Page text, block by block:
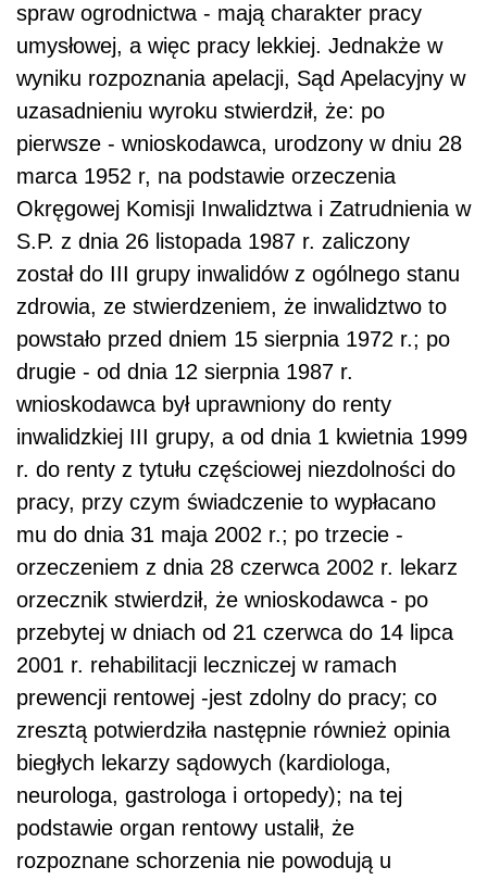
spraw ogrodnictwa - mają charakter pracy
umysłowej, a więc pracy lekkiej. Jednakże w
wyniku rozpoznania apelacji, Sąd Apelacyjny w
uzasadnieniu wyroku stwierdził, że: po
pierwsze - wnioskodawca, urodzony w dniu 28
marca 1952 r, na podstawie orzeczenia
Okręgowej Komisji Inwalidztwa i Zatrudnienia w
S.P. z dnia 26 listopada 1987 r. zaliczony
został do III grupy inwalidów z ogólnego stanu
zdrowia, ze stwierdzeniem, że inwalidztwo to
powstało przed dniem 15 sierpnia 1972 r.; po
drugie - od dnia 12 sierpnia 1987 r.
wnioskodawca był uprawniony do renty
inwalidzkiej III grupy, a od dnia 1 kwietnia 1999
r. do renty z tytułu częściowej niezdolności do
pracy, przy czym świadczenie to wypłacano
mu do dnia 31 maja 2002 r.; po trzecie -
orzeczeniem z dnia 28 czerwca 2002 r. lekarz
orzecznik stwierdził, że wnioskodawca - po
przebytej w dniach od 21 czerwca do 14 lipca
2001 r. rehabilitacji leczniczej w ramach
prewencji rentowej -jest zdolny do pracy; co
zresztą potwierdziła następnie również opinia
biegłych lekarzy sądowych (kardiologa,
neurologa, gastrologa i ortopedy); na tej
podstawie organ rentowy ustalił, że
rozpoznane schorzenia nie powodują u